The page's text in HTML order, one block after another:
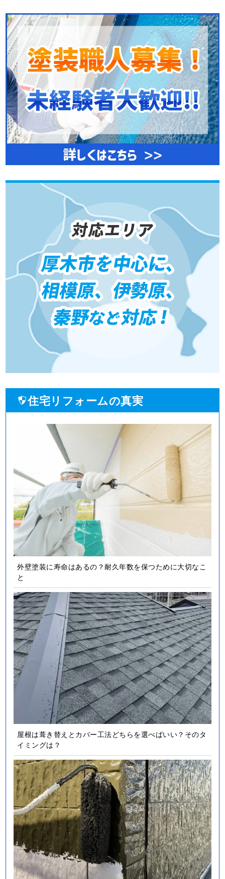
住宅リフォームの真実
外壁塗装に寿命はあるの？耐久年数を保つために大切なこ
と
屋根は葺き替えとカバー工法どちらを選べばいい？そのタ
イミングは？